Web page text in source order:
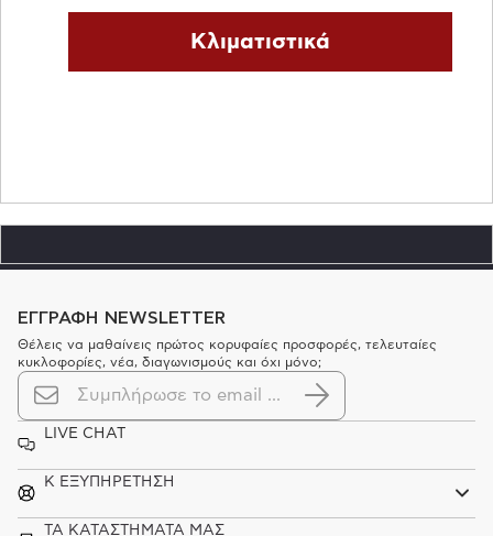
Κλιματιστικά
ΕΓΓΡΑΦΗ NEWSLETTER
Θέλεις να μαθαίνεις πρώτος κορυφαίες προσφορές, τελευταίες
κυκλοφορίες, νέα, διαγωνισμούς και όχι μόνο;
LIVE CHAT
K ΕΞΥΠΗΡΕΤΗΣΗ
ΤΑ ΚΑΤΑΣΤΗΜΑΤΑ ΜΑΣ